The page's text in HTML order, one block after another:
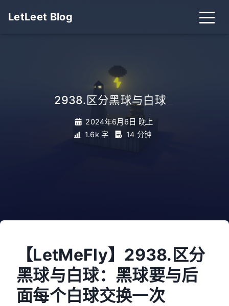
LetLeet Blog
2938.区分黑球与白球
2024年6月6日 晚上
1.6k 字
14 分钟
【LetMeFly】2938.区分
黑球与白球：黑球要与后
面每个白球交换一次